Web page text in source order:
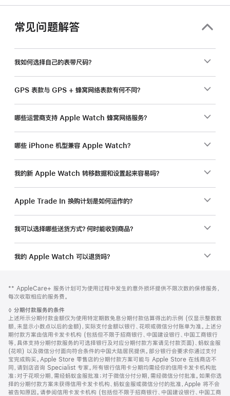
常见问题解答
我如何选择自己的表带尺码？
GPS 表款与 GPS + 蜂窝网络表款有何不同？
哪些运营商支持 Apple Watch 蜂窝网络服务？
哪些 iPhone 机型兼容 Apple Watch？
我的新 Apple Watch 转移数据和设置起来容易吗？
Apple Trade In 换购计划是如何运作的？
我可以选择哪些送货方式？何时能收到商品？
我的 Apple Watch 可以退货吗？
页
页
脚
脚
注
** AppleCare+ 服务计划可为使用过程中发生的意外损坏提供不限次数的保修服务，
每次收取相应的服务费。
脚
注
◊ 分期付款服务的条件
上述所示分期付款金额仅为使用特定期数免息分期付款估算得出的示例 (仅显示整数数
额，未显示小数点以后的金额)，实际支付金额以银行、花呗或微信分付账单为准。上述分
期付款方案由信用卡发卡机构 (包括但不限于招商银行、中国建设银行、中国工商银行
等，具体支持分期付款服务的可选择银行及对应分期付款方案请见付款页面)、蚂蚁金服
(花呗) 以及微信分付面向符合条件的中国大陆居民提供。部分银行会要求你通过支付
宝完成购买。Apple Store 零售店的分期付款方案可能与 Apple Store 在线商店不
同，请到店咨询 Specialist 专家。所有银行信用卡分期均需经你的信用卡发卡机构批
准；对于花呗分期，需经蚂蚁金服批准；对于微信分付分期，需经微信分付批准。如果你选
择的分期付款方案未获得信用卡发卡机构、蚂蚁金服或微信分付的批准，Apple 将不会
被告知原因。请参阅信用卡发卡机构 (包括但不限于招商银行、中国建设银行、中国工商